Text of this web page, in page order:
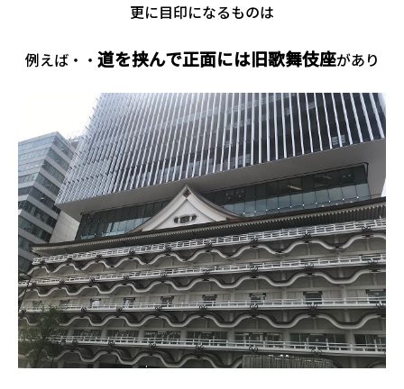
更に目印になるものは
例えば・・ 道を挟んで正面には旧歌舞伎座があり